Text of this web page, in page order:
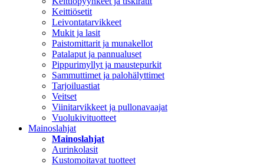
Keittiösetit
Leivontatarvikkeet
Mukit ja lasit
Paistomittarit ja munakellot
Patalaput ja pannualuset
Pippurimyllyt ja maustepurkit
Sammuttimet ja palohälyttimet
Tarjoiluastiat
Veitset
Viinitarvikkeet ja pullonavaajat
Vuolukivituotteet
Mainoslahjat
Mainoslahjat
Aurinkolasit
Kustomoitavat tuotteet